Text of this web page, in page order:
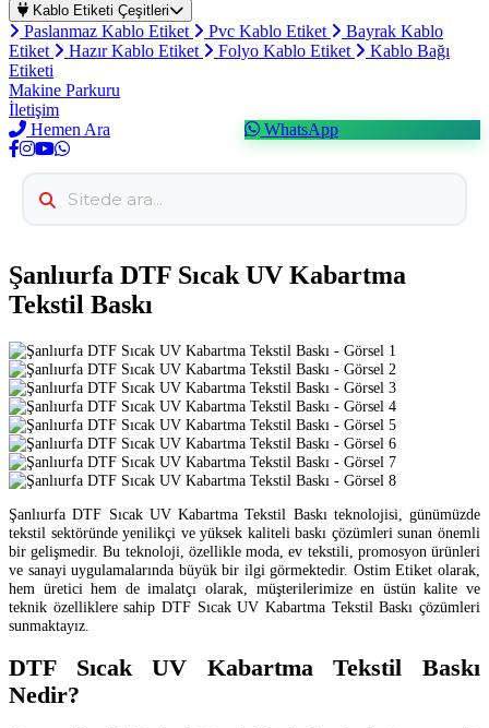
Kablo Etiketi Çeşitleri
Paslanmaz Kablo Etiket Pvc Kablo Etiket
Bayrak Kablo
Etiket
Hazır Kablo Etiket Folyo Kablo Etiket
Kablo Bağı
Etiketi
Makine Parkuru
İletişim
Hemen Ara
WhatsApp
Şanlıurfa DTF Sıcak UV Kabartma
Tekstil Baskı
Şanlıurfa DTF Sıcak UV Kabartma Tekstil Baskı teknolojisi, günümüzde
tekstil sektöründe yenilikçi ve yüksek kaliteli baskı çözümleri sunan önemli
bir gelişmedir. Bu teknoloji, özellikle moda, ev tekstili, promosyon ürünleri
ve sanayi uygulamalarında büyük bir ilgi görmektedir. Ostim Etiket olarak,
hem üretici hem de imalatçı olarak, müşterilerimize en üstün kalite ve
teknik özelliklere sahip DTF Sıcak UV Kabartma Tekstil Baskı çözümleri
sunmaktayız.
DTF Sıcak UV Kabartma Tekstil Baskı
Nedir?